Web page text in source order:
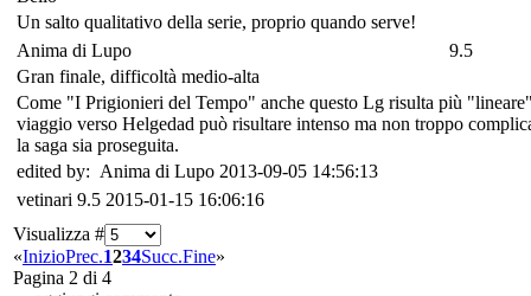
Un salto qualitativo della serie, proprio quando serve!
Anima di Lupo
9.5
Gran finale, difficoltà medio-alta
Come "I Prigionieri del Tempo" anche questo Lg risulta più
viaggio verso Helgedad può risultare intenso ma non troppo
la saga sia proseguita.
edited by: Anima di Lupo 2013-09-05 14:56:13
vetinari 9.5 2015-01-15 16:06:16
Visualizza #
«InizioPrec.1234Succ.Fine»
Pagina 2 di 4